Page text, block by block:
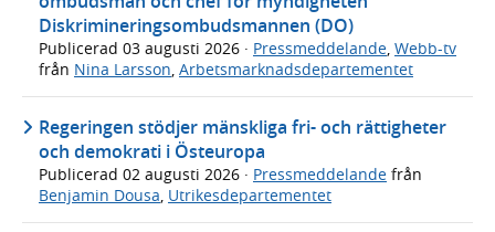
Diskrimineringsombudsmannen (DO)
Publicerad 03 augusti 2026 · Pressmeddelande, Webb-tv
från Nina Larsson, Arbetsmarknadsdepartementet
Regeringen stödjer mänskliga fri- och rättigheter
och demokrati i Östeuropa
Publicerad 02 augusti 2026 · Pressmeddelande från
Benjamin Dousa Utrikesdepartementet